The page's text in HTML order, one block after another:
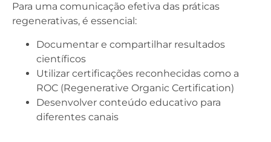
Para uma comunicação efetiva das práticas
regenerativas, é essencial:
Documentar e compartilhar resultados
científicos
Utilizar certificações reconhecidas como a
ROC (Regenerative Organic Certification)
Desenvolver conteúdo educativo para
diferentes canais